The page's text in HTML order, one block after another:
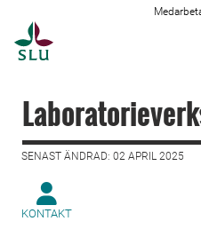
SENAST ÄNDRAD: 02 APRIL 2025
KONTAKT